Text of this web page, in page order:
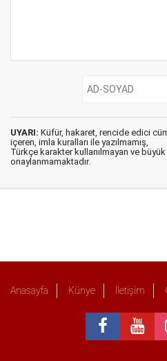
UYARI: Küfür, hakaret, rencide edici
içeren, imla kuralları ile yazılmamış,
Türkçe karakter kullanılmayan ve
onaylanmamaktadır.
Anasayfa Künye İletişim